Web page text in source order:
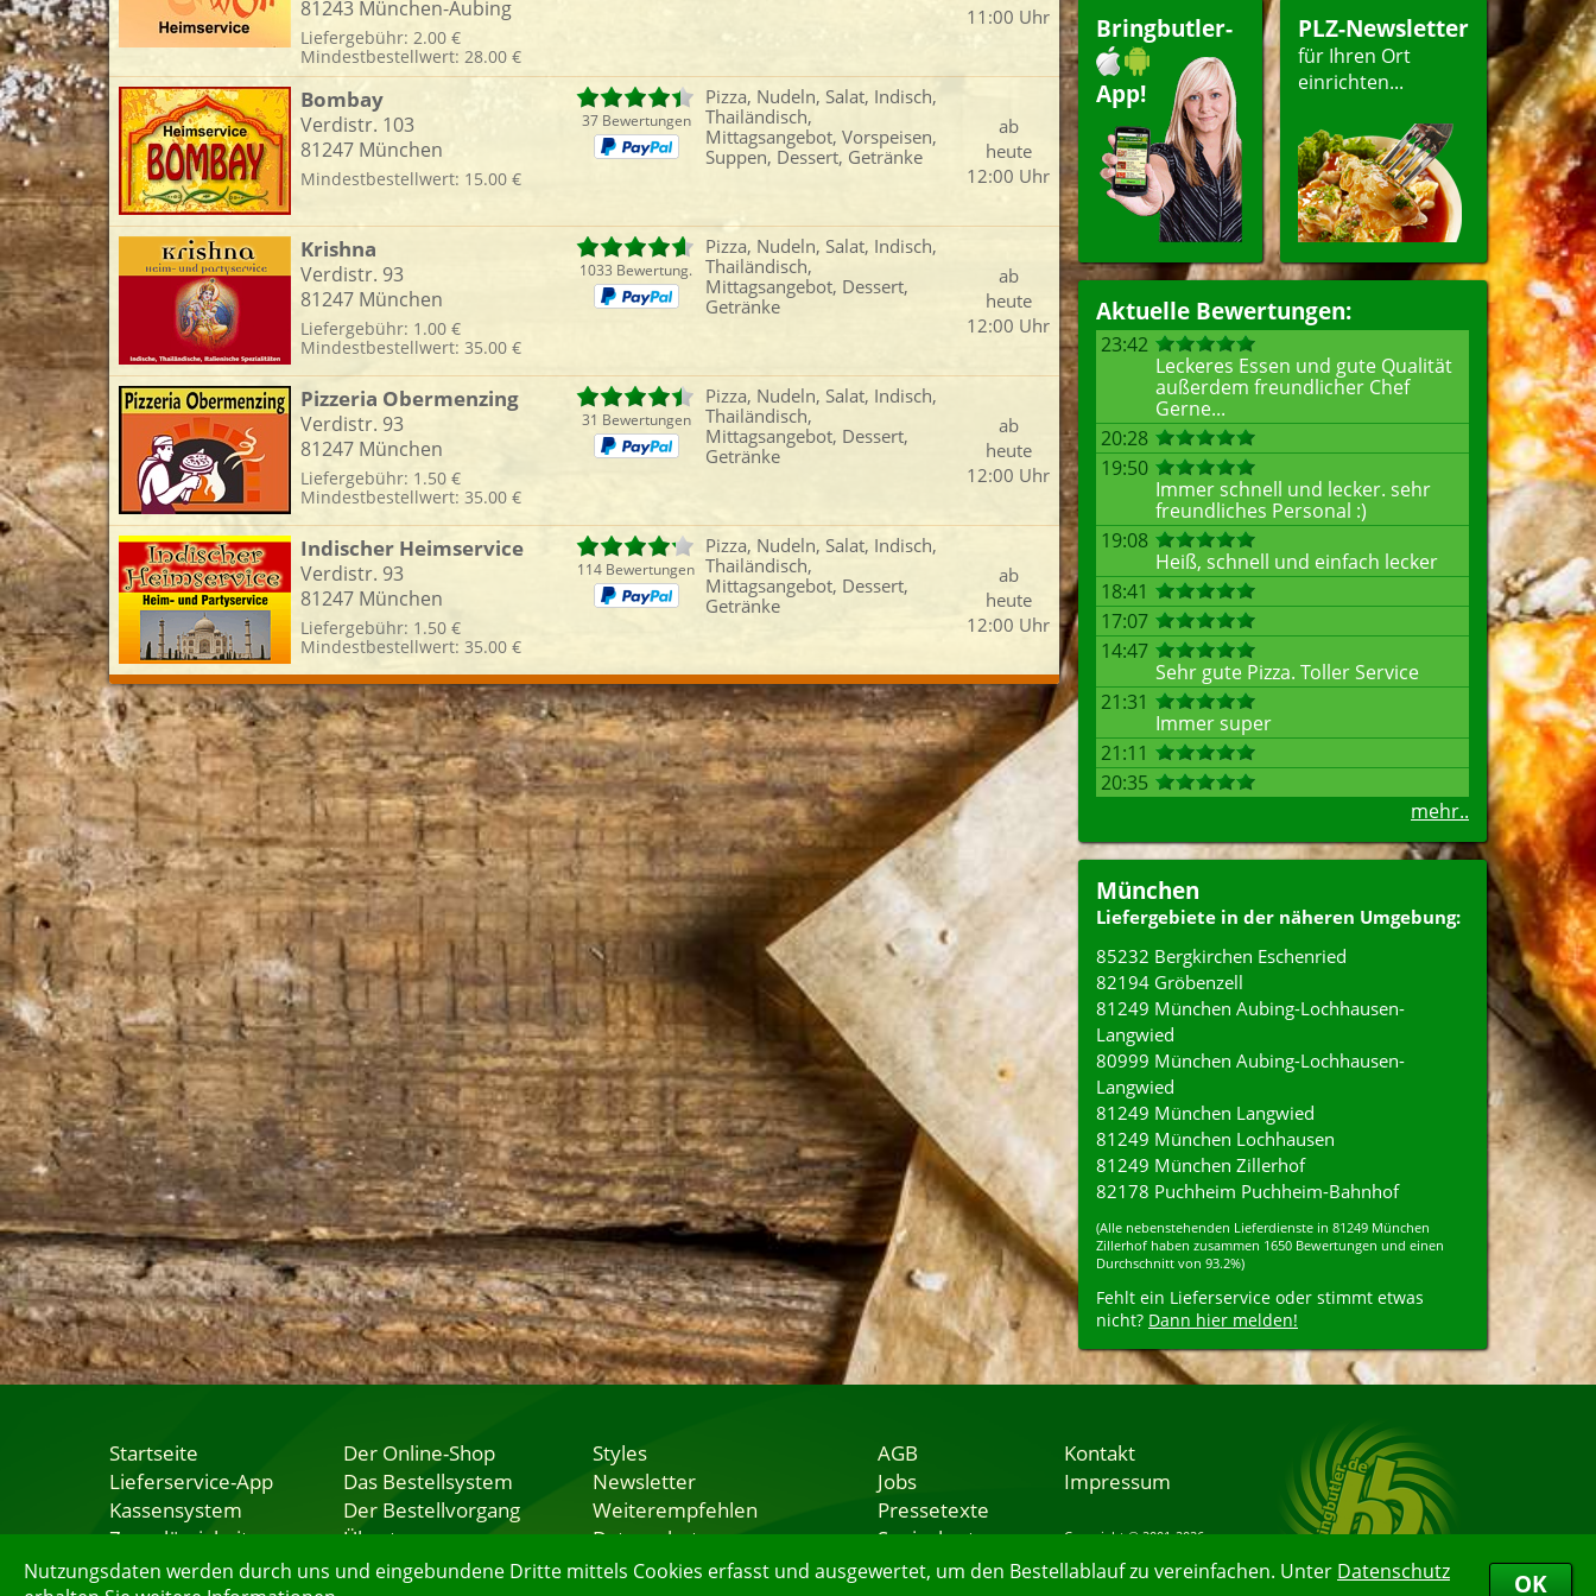
Nutzungsdaten werden durch uns und eingebundene Dritte mittels Cookies erfasst und ausgewertet, um den Bestellablauf zu vereinfachen. Unter Datenschutz
OK
Bringbutler-
App!
PLZ-Newsletter
für Ihren Ort
einrichten...
Aktuelle Bewertungen:
23:42
Leckeres Essen und gute Qualität
außerdem freundlicher Chef
Gerne...
20:28
19:50
Immer schnell und lecker. sehr
freundliches Personal :)
19:08
Heiß, schnell und einfach lecker
18:41
17:07
14:47
Sehr gute Pizza. Toller Service
21:31
Immer super
21:11
20:35
mehr..
München
Liefergebiete in der näheren Umgebung:
85232 Bergkirchen Eschenried
82194 Gröbenzell
81249 München Aubing-Lochhausen-
Langwied
80999 München Aubing-Lochhausen-
Langwied
81249 München Langwied
81249 München Lochhausen
81249 München Zillerhof
82178 Puchheim Puchheim-Bahnhof
(Alle nebenstehenden Lieferdienste in 81249 München
Zillerhof haben zusammen 1650 Bewertungen und einen
Durchschnitt von 93.2%)
Fehlt ein Lieferservice oder stimmt etwas
nicht? Dann hier melden!
Uhr bestellen
81243 München-Aubing
Liefergebühr: 2.00 €
Mindestbestellwert: 28.00 €
11:00 Uhr
Bombay
Verdistr. 103
81247 München
Mindestbestellwert: 15.00 €
37 Bewertungen
Pizza, Nudeln, Salat, Indisch,
Thailändisch,
Mittagsangebot, Vorspeisen,
Suppen, Dessert, Getränke
ab
heute
12:00 Uhr
Krishna
Verdistr. 93
81247 München
Liefergebühr: 1.00 €
Mindestbestellwert: 35.00 €
1033 Bewertung.
Pizza, Nudeln, Salat, Indisch,
Thailändisch,
Mittagsangebot, Dessert,
Getränke
ab
heute
12:00 Uhr
Pizzeria Obermenzing
Verdistr. 93
81247 München
Liefergebühr: 1.50 €
Mindestbestellwert: 35.00 €
31 Bewertungen
Pizza, Nudeln, Salat, Indisch,
Thailändisch,
Mittagsangebot, Dessert,
Getränke
ab
heute
12:00 Uhr
Indischer Heimservice
Verdistr. 93
81247 München
Liefergebühr: 1.50 €
Mindestbestellwert: 35.00 €
114 Bewertungen
Pizza, Nudeln, Salat, Indisch,
Thailändisch,
Mittagsangebot, Dessert,
Getränke
ab
heute
12:00 Uhr
Startseite
Lieferservice-App
Kassensystem
Zuverlässigkeit
Sicherheit
Der Online-Shop
Das Bestellsystem
Der Bestellvorgang
Übertragung
Testshop
Styles
Newsletter
Weiterempfehlen
Datenschutz
Nutzungsbedingungen
AGB
Jobs
Pressetexte
Speisekarten
Lieferservice
Kontakt
Impressum
Copyright © 2001-2026
08.08.2026 10:47:32